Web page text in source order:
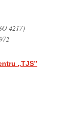
4217)
„TJS”